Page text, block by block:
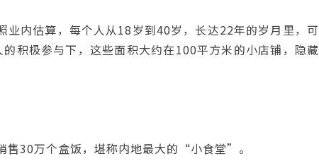
内估算，每个人从18岁到40岁，长达22年的岁月里，可
积极参与下，这些面积大约在100平方米的小店铺，隐藏
售30万个盒饭，堪称内地最大的“小食堂”。